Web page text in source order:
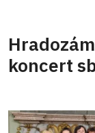
koncert